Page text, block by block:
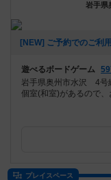
岩手県
遊べるボードゲーム
岩手県奥州市水沢 4号
個室(和室)があるので、
プレイスペース